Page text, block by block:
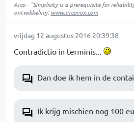
Arco - "Simplicity is a prerequisite for
ontwikkeling:www.arcovox.com
vrijdag 12 augustus 2016 20:39:38
Contradictio in terminis...
Dan doe ik hem in de
Ik krijg mischien nog 100